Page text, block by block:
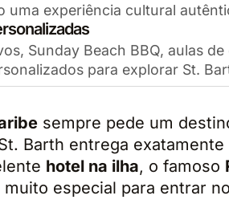
uma experiência cultural
Sunday Beach BBQ, aulas de
para explorar St.
sempre pede um
Barth entrega
hotel na ilha, o famoso
especial para entrar